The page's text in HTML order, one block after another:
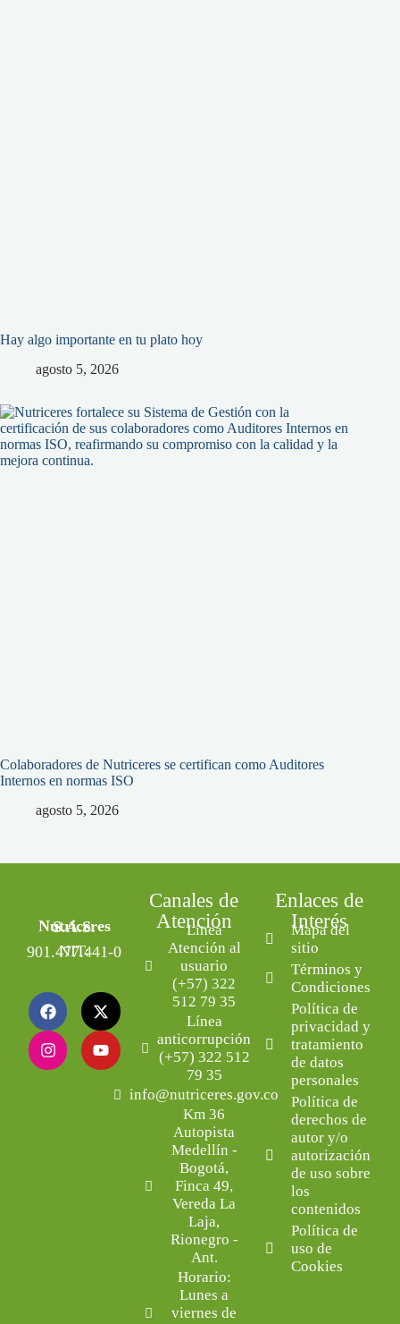
Hay algo importante en tu plato hoy
agosto 5, 2026
Colaboradores de Nutriceres se certifican como Auditores
Internos en normas ISO
agosto 5, 2026
Nutriceres S.A.S.
NIT: 901.477.441-0
Canales de
Atención
Línea
Atención al
usuario
(+57) 322
512 79 35
Línea
anticorrupción
(+57) 322 512
79 35
info@nutriceres.gov.co
Km 36
Autopista
Medellín -
Bogotá,
Finca 49,
Vereda La
Laja,
Rionegro -
Ant.
Horario:
Lunes a
viernes de
Enlaces de
Interés
Mapa del
sitio
Términos y
Condiciones
Política de
privacidad y
tratamiento
de datos
personales
Política de
derechos de
autor y/o
autorización
de uso sobre
los
contenidos
Política de
uso de
Cookies